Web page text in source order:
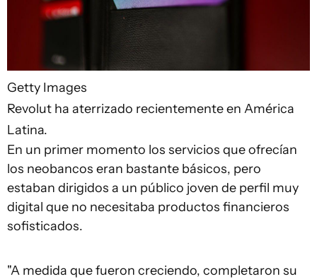
Getty Images
Revolut ha aterrizado recientemente en América
Latina.
En un primer momento los servicios que ofrecían
los neobancos eran bastante básicos, pero
estaban dirigidos a un público joven de perfil muy
digital que no necesitaba productos financieros
sofisticados.
"A medida que fueron creciendo, completaron su